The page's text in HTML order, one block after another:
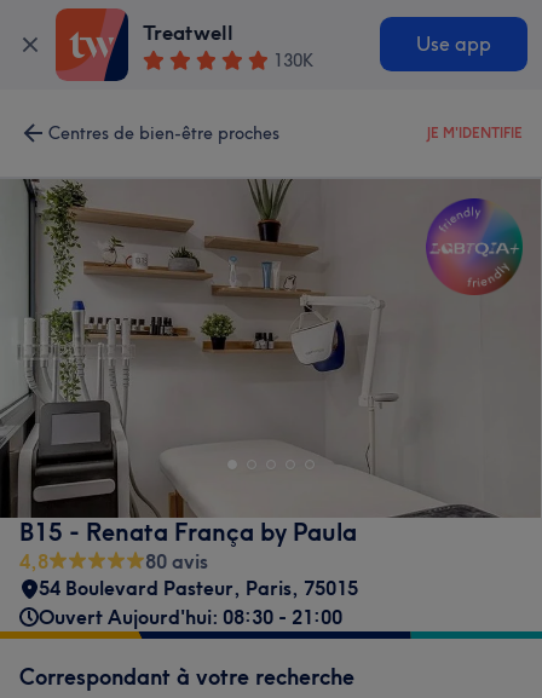
Treatwell
130K
Use app
Centres de bien-être proches JE M'IDENTIFIE
B15 - Renata França by Paula
4,8
80 avis
54 Boulevard Pasteur, Paris, 75015
Ouvert Aujourd'hui: 08:30 - 21:00
Correspondant à votre recherche